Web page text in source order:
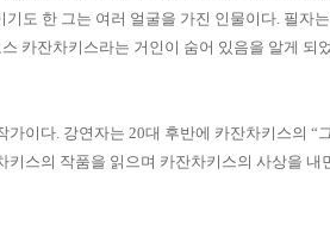
도 한 그는 여러 얼굴을 가진 인물이다. 필자
카잔차키스라는 거인이 숨어 있음을 알게 되
가이다. 강연자는 20대 후반에 카잔차키스의 “
키스의 작품을 읽으며 카잔차키스의 사상을 내